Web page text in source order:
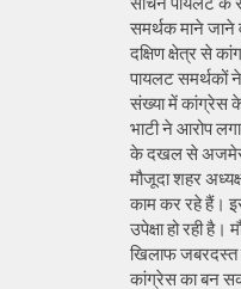
समर्थक माने जाने
दक्षिण क्षेत्र से
पायलट समर्थकों
संख्या में कांग्रेस
भाटी ने आरोप
के दखल से अजमेर
मौजूदा शहर
काम कर रहे हैं।
उपेक्षा हो रही
खिलाफ जबरदस्त
कांग्रेस का बन